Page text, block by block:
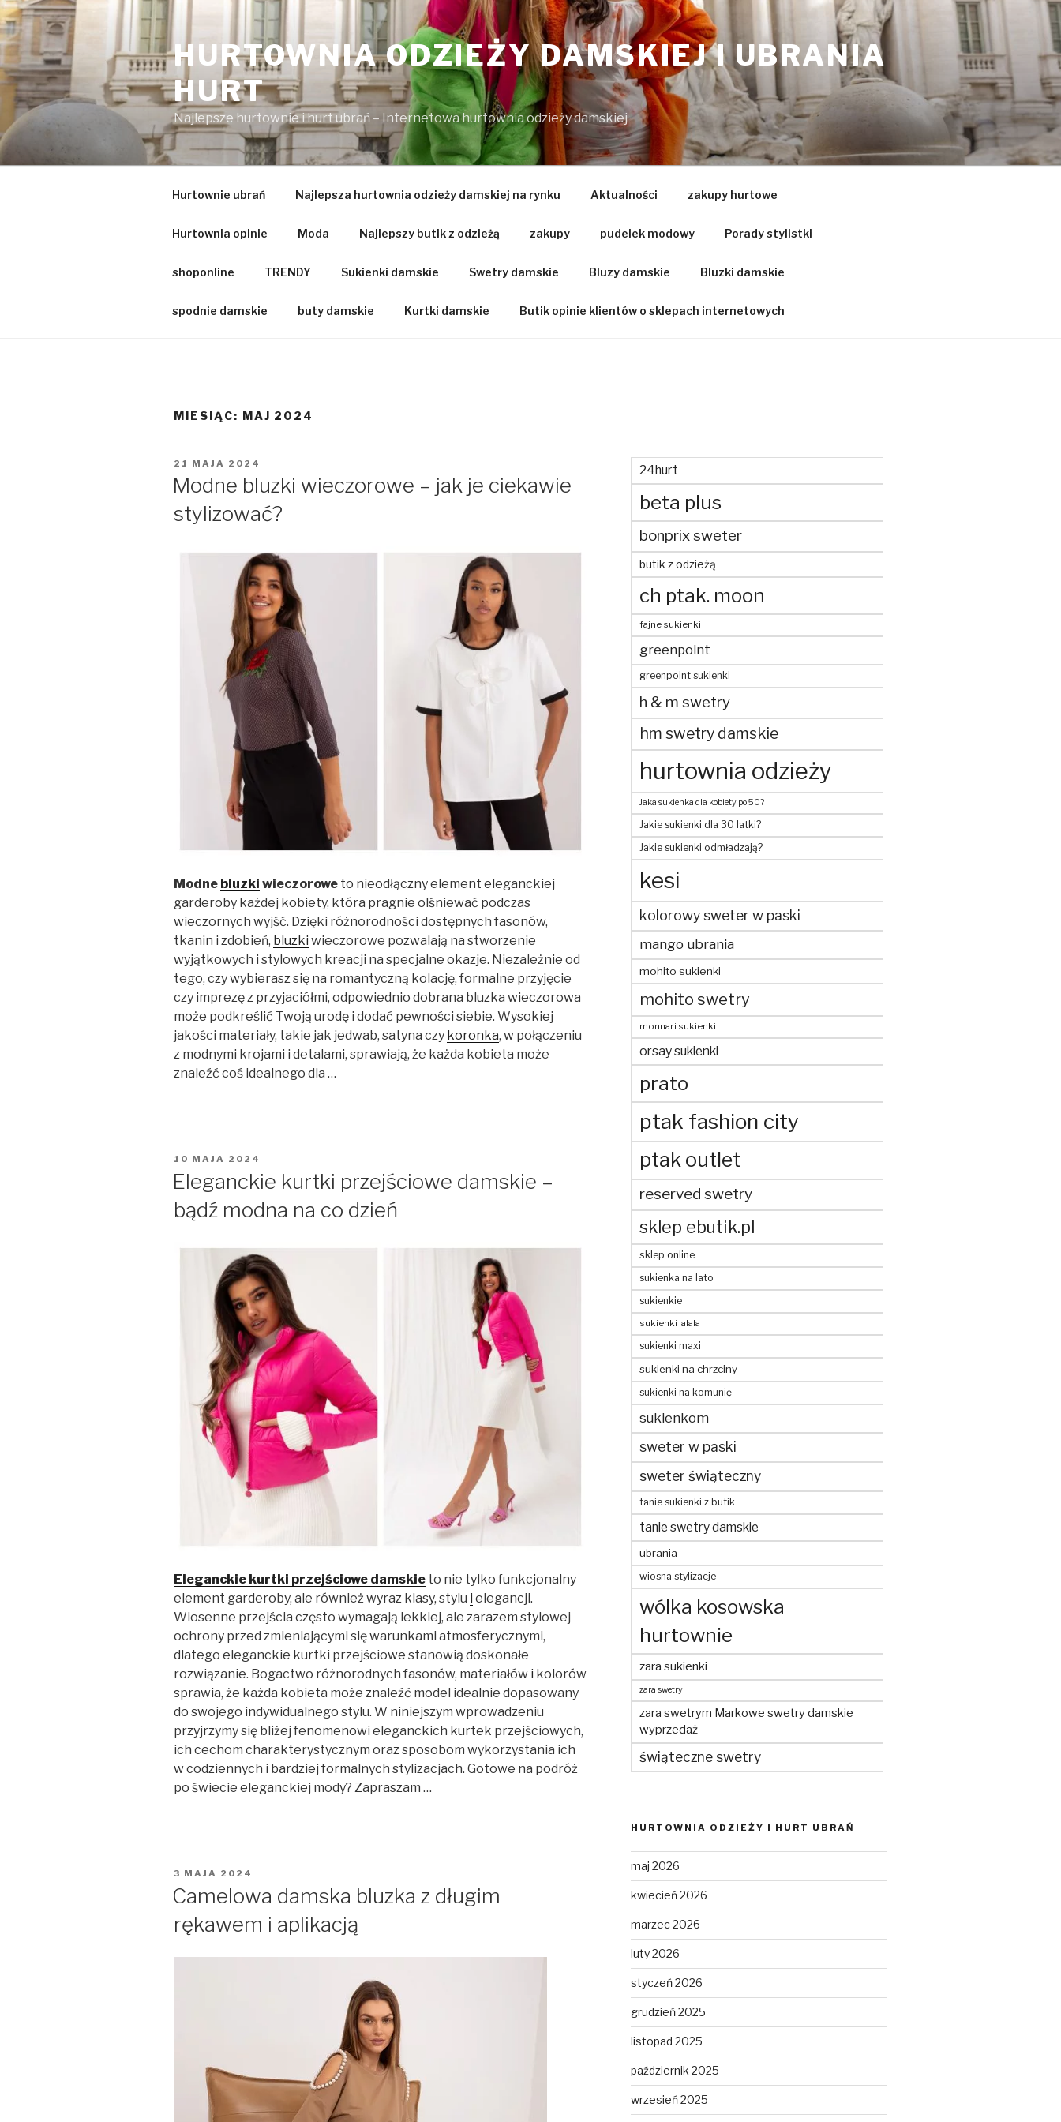
Przejdź
do
treści
HURTOWNIA ODZIEŻY DAMSKIEJ I UBRANIA
HURT
Najlepsze hurtownie i hurt ubrań – Internetowa hurtownia odzieży damskiej
Hurtownie ubrań Najlepsza hurtownia odzieży damskiej na rynku Aktualności zakupy hurtowe
Hurtownia opinie Moda Najlepszy butik z odzieżą zakupy pudelek modowy Porady stylistki
shoponline TRENDY Sukienki damskie Swetry damskie Bluzy damskie Bluzki damskie
spodnie damskie buty damskie Kurtki damskie Butik opinie klientów o sklepach internetowych
MIESIĄC: MAJ 2024
OPUBLIKOWANE
21 MAJA 2024
Modne bluzki wieczorowe – jak je ciekawie
stylizować?
Modne bluzki wieczorowe to nieodłączny element eleganckiej
garderoby każdej kobiety, która pragnie olśniewać podczas
wieczornych wyjść. Dzięki różnorodności dostępnych fasonów,
tkanin i zdobień, bluzki wieczorowe pozwalają na stworzenie
wyjątkowych i stylowych kreacji na specjalne okazje. Niezależnie od
tego, czy wybierasz się na romantyczną kolację, formalne przyjęcie
czy imprezę z przyjaciółmi, odpowiednio dobrana bluzka wieczorowa
może podkreślić Twoją urodę i dodać pewności siebie. Wysokiej
jakości materiały, takie jak jedwab, satyna czy koronka, w połączeniu
z modnymi krojami i detalami, sprawiają, że każda kobieta może
znaleźć coś idealnego dla …
OPUBLIKOWANE
10 MAJA 2024
Eleganckie kurtki przejściowe damskie –
bądź modna na co dzień
Eleganckie kurtki przejściowe damskie to nie tylko funkcjonalny
element garderoby, ale również wyraz klasy, stylu i elegancji.
Wiosenne przejścia często wymagają lekkiej, ale zarazem stylowej
ochrony przed zmieniającymi się warunkami atmosferycznymi,
dlatego eleganckie kurtki przejściowe stanowią doskonałe
rozwiązanie. Bogactwo różnorodnych fasonów, materiałów i kolorów
sprawia, że każda kobieta może znaleźć model idealnie dopasowany
do swojego indywidualnego stylu. W niniejszym wprowadzeniu
przyjrzymy się bliżej fenomenowi eleganckich kurtek przejściowych,
ich cechom charakterystycznym oraz sposobom wykorzystania ich
w codziennych i bardziej formalnych stylizacjach. Gotowe na podróż
po świecie eleganckiej mody? Zapraszam …
OPUBLIKOWANE
3 MAJA 2024
Camelowa damska bluzka z długim
rękawem i aplikacją
24hurt
beta plus
bonprix sweter
butik z odzieżą
ch ptak. moon
fajne sukienki
greenpoint
greenpoint sukienki
h & m swetry
hm swetry damskie
hurtownia odzieży
Jaka sukienka dla kobiety po 50?
Jakie sukienki dla 30 latki?
Jakie sukienki odmładzają?
kesi
kolorowy sweter w paski
mango ubrania
mohito sukienki
mohito swetry
monnari sukienki
orsay sukienki
prato
ptak fashion city
ptak outlet
reserved swetry
sklep ebutik.pl
sklep online
sukienka na lato
sukienkie
sukienki lalala
sukienki maxi
sukienki na chrzciny
sukienki na komunię
sukienkom
sweter w paski
sweter świąteczny
tanie sukienki z butik
tanie swetry damskie
ubrania
wiosna stylizacje
wólka kosowska
hurtownie
zara sukienki
zara swetry
zara swetrym Markowe swetry damskie
wyprzedaż
świąteczne swetry
HURTOWNIA ODZIEŻY I HURT UBRAŃ
maj 2026
kwiecień 2026
marzec 2026
luty 2026
styczeń 2026
grudzień 2025
listopad 2025
październik 2025
wrzesień 2025